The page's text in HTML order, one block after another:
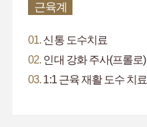
근육계
01. 신통 도수치료
02. 인대 강화 주사(프롤로)
03. 1:1 근육 재활 도수 치료